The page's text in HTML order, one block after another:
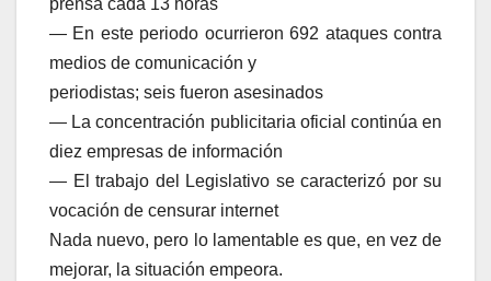
prensa cada 13 horas
— En este periodo ocurrieron 692 ataques contra
medios de comunicación y
periodistas; seis fueron asesinados
— La concentración publicitaria oficial continúa en
diez empresas de información
— El trabajo del Legislativo se caracterizó por su
vocación de censurar internet
Nada nuevo, pero lo lamentable es que, en vez de
mejorar, la situación empeora.